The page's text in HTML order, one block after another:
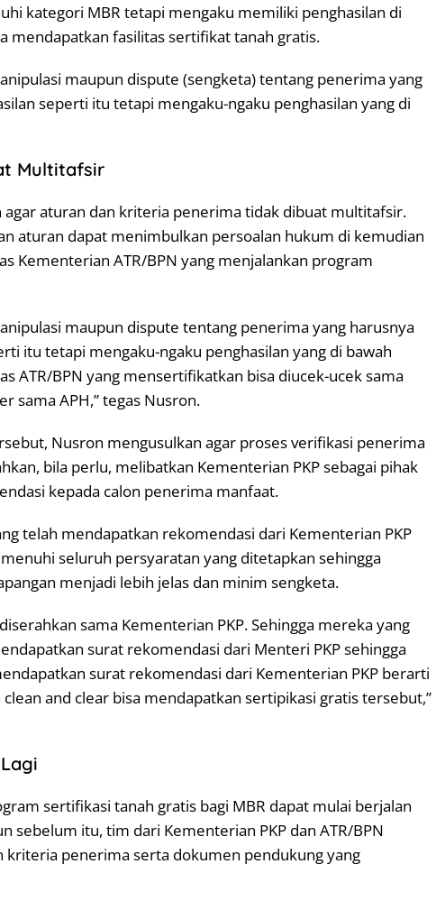
kategori MBR tetapi mengaku memiliki penghasilan di
mendapatkan fasilitas sertifikat tanah gratis.
maupun dispute (sengketa) tentang penerima yang
seperti itu tetapi mengaku-ngaku penghasilan yang di
Multitafsir
agar aturan dan kriteria penerima tidak dibuat multitafsir.
aturan dapat menimbulkan persoalan hukum di kemudian
Kementerian ATR/BPN yang menjalankan program
maupun dispute tentang penerima yang harusnya
itu tetapi mengaku-ngaku penghasilan yang di bawah
ATR/BPN yang mensertifikatkan bisa diucek-ucek sama
sama APH,” tegas Nusron.
Nusron mengusulkan agar proses verifikasi penerima
bila perlu, melibatkan Kementerian PKP sebagai pihak
kepada calon penerima manfaat.
telah mendapatkan rekomendasi dari Kementerian PKP
seluruh persyaratan yang ditetapkan sehingga
menjadi lebih jelas dan minim sengketa.
sama Kementerian PKP. Sehingga mereka yang
surat rekomendasi dari Menteri PKP sehingga
surat rekomendasi dari Kementerian PKP berarti
and clear bisa mendapatkan sertipikasi gratis tersebut,”
sertifikasi tanah gratis bagi MBR dapat mulai berjalan
sebelum itu, tim dari Kementerian PKP dan ATR/BPN
kriteria penerima serta dokumen pendukung yang